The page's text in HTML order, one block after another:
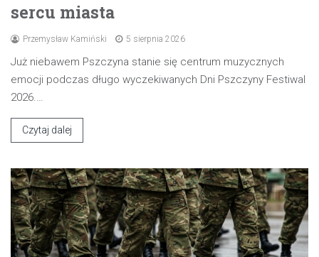
sercu miasta
Przemysław Kamiński 5 sierpnia 2026
Już niebawem Pszczyna stanie się centrum muzycznych
emocji podczas długo wyczekiwanych Dni Pszczyny Festiwal
2026.…
Czytaj dalej